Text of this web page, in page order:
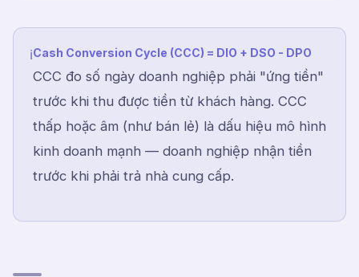
ℹCash Conversion Cycle (CCC) = DIO + DSO - DPO
CCC đo số ngày doanh nghiệp phải "ứng tiền"
trước khi thu được tiền từ khách hàng. CCC
thấp hoặc âm (như bán lẻ) là dấu hiệu mô hình
kinh doanh mạnh — doanh nghiệp nhận tiền
trước khi phải trả nhà cung cấp.